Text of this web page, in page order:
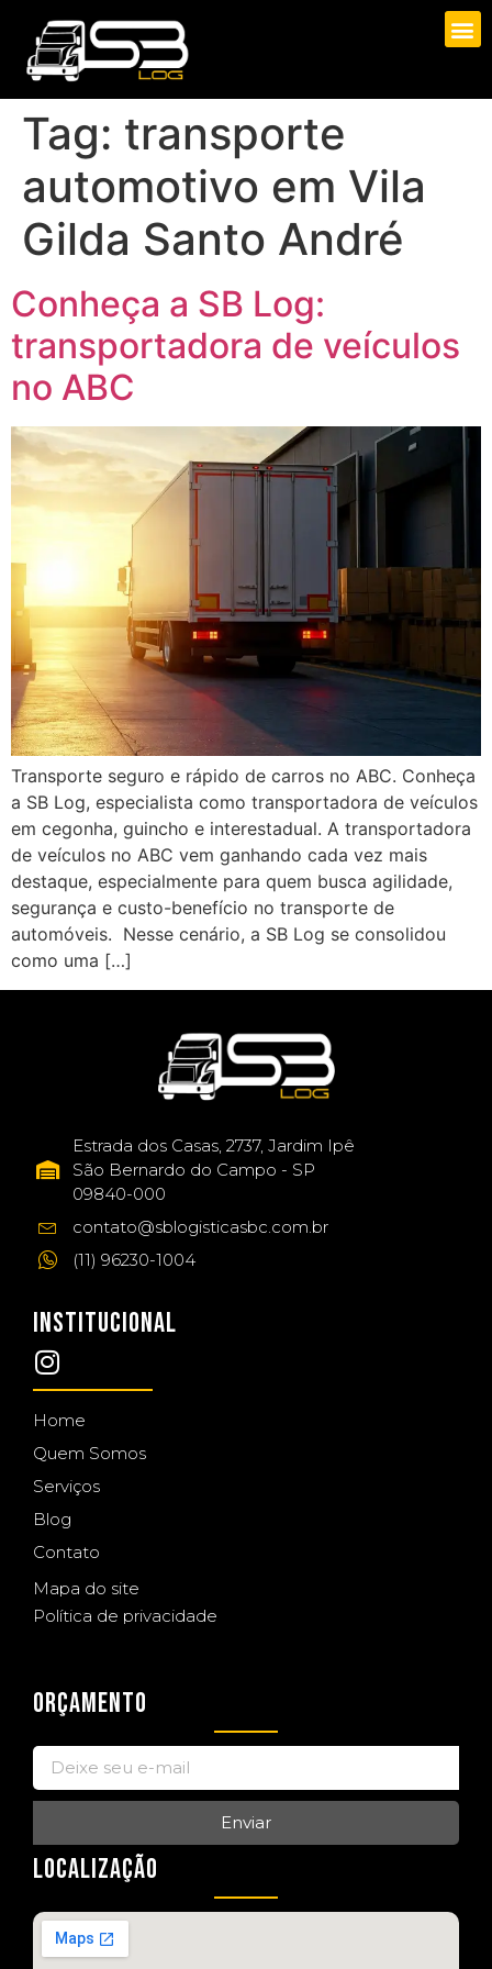
Tag: transporte
automotivo em Vila
Gilda Santo André
Conheça a SB Log:
transportadora de veículos
no ABC
Transporte seguro e rápido de carros no ABC. Conheça
a SB Log, especialista como transportadora de veículos
em cegonha, guincho e interestadual. A transportadora
de veículos no ABC vem ganhando cada vez mais
destaque, especialmente para quem busca agilidade,
segurança e custo-benefício no transporte de
automóveis. Nesse cenário, a SB Log se consolidou
como uma […]
Estrada dos Casas, 2737, Jardim Ipê
São Bernardo do Campo - SP
09840-000
contato@sblogisticasbc.com.br
(11) 96230-1004
INSTITUCIONAL
Home
Quem Somos
Serviços
Blog
Contato
Mapa do site
Política de privacidade
ORÇAMENTO
Enviar
LOCALIZAÇÃO